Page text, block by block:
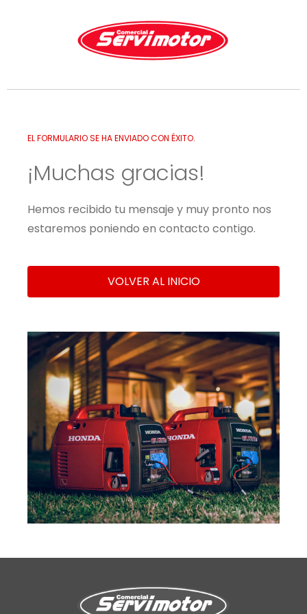
EL FORMULARIO SE HA ENVIADO CON ÉXITO.
¡Muchas gracias!
Hemos recibido tu mensaje y muy pronto nos
estaremos poniendo en contacto contigo.
VOLVER AL INICIO